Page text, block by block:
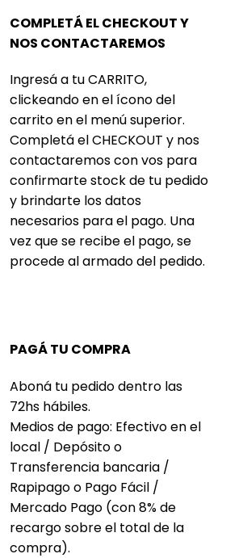
COMPLETÁ EL CHECKOUT Y
NOS CONTACTAREMOS
Ingresá a tu CARRITO,
clickeando en el ícono del
carrito en el menú superior.
Completá el CHECKOUT y nos
contactaremos con vos para
confirmarte stock de tu pedido
y brindarte los datos
necesarios para el pago. Una
vez que se recibe el pago, se
procede al armado del pedido.
PAGÁ TU COMPRA
Aboná tu pedido dentro las
72hs hábiles.
Medios de pago: Efectivo en el
local / Depósito o
Transferencia bancaria /
Rapipago o Pago Fácil /
Mercado Pago (con 8% de
recargo sobre el total de la
compra).